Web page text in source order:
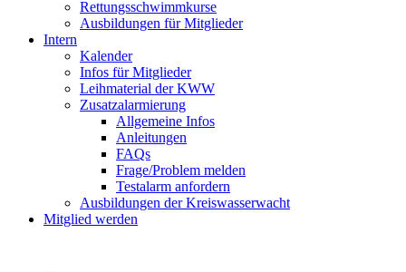
Rettungsschwimmkurse
Ausbildungen für Mitglieder
Intern
Kalender
Infos für Mitglieder
Leihmaterial der KWW
Zusatzalarmierung
Allgemeine Infos
Anleitungen
FAQs
Frage/Problem melden
Testalarm anfordern
Ausbildungen der Kreiswasserwacht
Mitglied werden